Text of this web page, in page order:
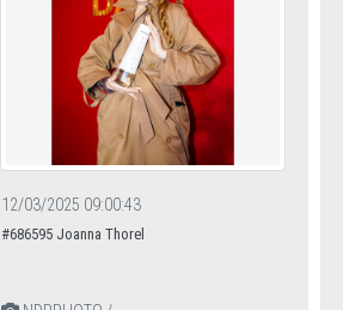
12/03/2025 09:00:43
#686595 Joanna Thorel